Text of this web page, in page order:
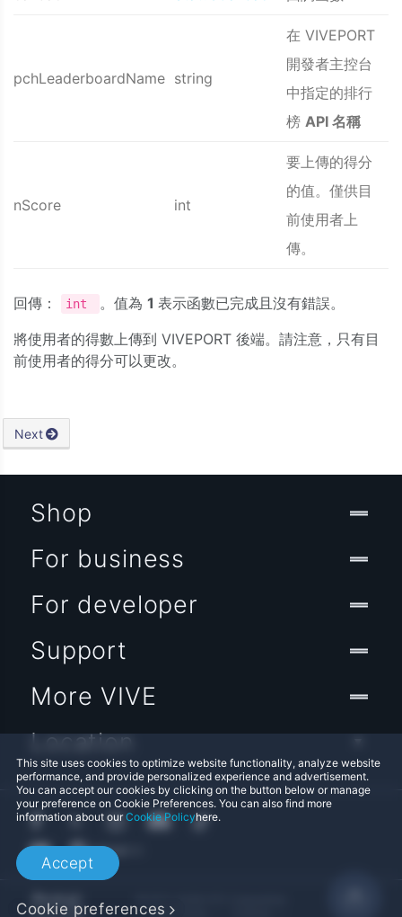
pchLeaderboardName string
在 VIVEPORT
開發者主控台
中指定的排行
榜 API 名稱
nScore int
要上傳的得分
的值。僅供目
前使用者上
傳。
回傳： int 。值為 1 表示函數已完成且沒有錯誤。
將使用者的得數上傳到 VIVEPORT 後端。請注意，只有目
前使用者的得分可以更改。
Next
This site uses cookies to optimize website functionality, analyze website
performance, and provide personalized experience and advertisement.
You can accept our cookies by clicking on the button below or manage
your preference on Cookie Preferences. You can also find more
information about ourCookie Policyhere.
Accept
Cookie preferences
Shop
For business
For developer
Support
More VIVE
Location
Legal Terms